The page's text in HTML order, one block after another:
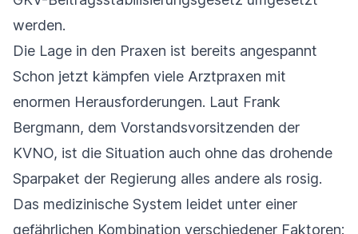
werden.
Die Lage in den Praxen ist bereits angespannt
Schon jetzt kämpfen viele Arztpraxen mit
enormen Herausforderungen. Laut Frank
Bergmann, dem Vorstandsvorsitzenden der
KVNO, ist die Situation auch ohne das drohende
Sparpaket der Regierung alles andere als rosig.
Das medizinische System leidet unter einer
gefährlichen Kombination verschiedener Faktoren: